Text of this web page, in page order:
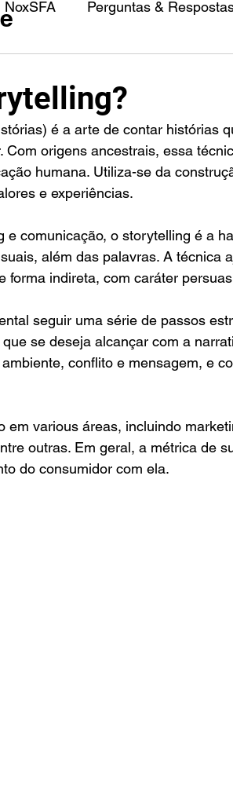
NoxSFA Perguntas &
origens ancestrais, essa
humana. Utiliza-se da
e experiências.
comunicação, o storytelling é a
além das palavras. A técnica
forma indireta, com caráter
seguir uma série de passos
se deseja alcançar com a
conflito e mensagem, e
em various áreas, incluindo
outras. Em geral, a métrica de
do consumidor com ela.